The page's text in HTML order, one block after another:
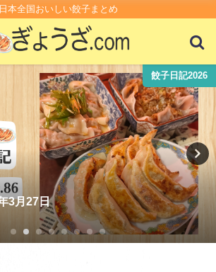
日本全国おいしい餃子まとめ
エビが入った絶品の冷凍餃子を３つ食べ
2021-06-20